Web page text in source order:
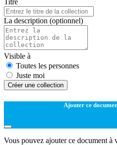
Titre
La description (optionnel)
Visible à
Toutes les personnes
Juste moi
Créer une collection
Ajouter ce
Vous pouvez ajouter ce document à